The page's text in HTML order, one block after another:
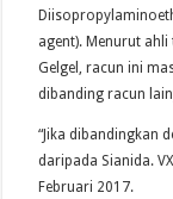
agent). Menurut
Gelgel, racun ini
dibanding racun
“Jika dibandingkan
daripada Sianida.
Februari 2017.